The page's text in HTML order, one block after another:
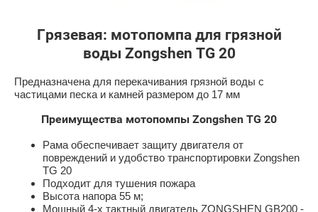
Грязевая: мотопомпадля грязной
воды Zongshen TG 20
Предназначена для перекачивания грязной воды с
частицами песка и камней размером до 17 мм
Преимущества мотопомпы Zongshen TG 20
Рама обеспечивает защиту двигателя от
повреждений и удобство транспортировки Zongshen
TG 20
Подходит для тушения пожара
Высота напора 55 м;
Мощный 4-х тактный двигатель ZONGSHEN GB200 -